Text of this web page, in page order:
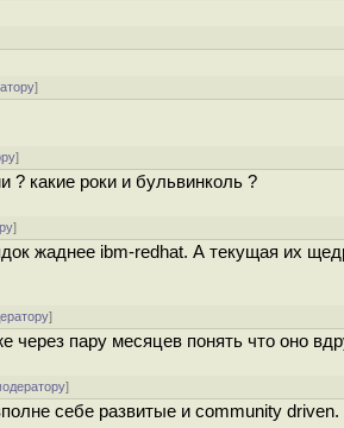
]
]
какие роки и бульвинколь ?
]
жаднее ibm-redhat. А текущая их
]
через пару месяцев понять что оно
]
себе развитые и community driven.